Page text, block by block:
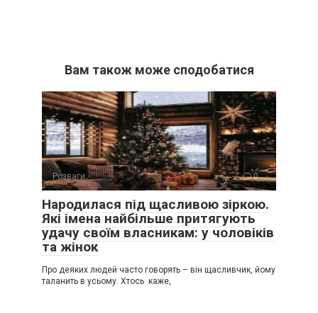
Вам також може сподобатися
Розваги 0
Народилася під щасливою зіркою.
Які імена найбільше притягують
удачу своїм власникам: у чоловіків
та жінок
Про деяких людей часто говорять – він щасливчик, йому
таланить в усьому. Хтось каже,